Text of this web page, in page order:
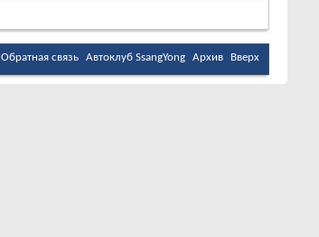
Обратная связь Автоклуб SsangYong Архив Вверх